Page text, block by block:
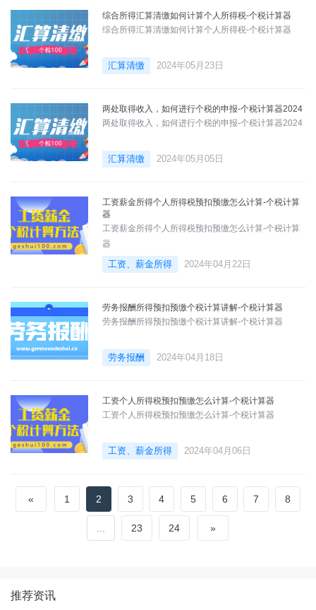
综合所得汇算清缴如何计算个人所得税-个税计算器
综合所得汇算清缴如何计算个人所得税-个税计算器
汇算清缴 2024年05月23日
两处取得收入，如何进行个税的申报-个税计算器2024
两处取得收入，如何进行个税的申报-个税计算器2024
汇算清缴 2024年05月05日
工资薪金所得个人所得税预扣预缴怎么计算-个税计算
器
工资薪金所得个人所得税预扣预缴怎么计算-个税计算
器
工资、薪金所得 2024年04月22日
劳务报酬所得预扣预缴个税计算讲解-个税计算器
劳务报酬所得预扣预缴个税计算讲解-个税计算器
劳务报酬 2024年04月18日
工资个人所得税预扣预缴怎么计算-个税计算器
工资个人所得税预扣预缴怎么计算-个税计算器
工资、薪金所得 2024年04月06日
« 1 2 3 4 5 6 7 8
23 24 »
推荐资讯